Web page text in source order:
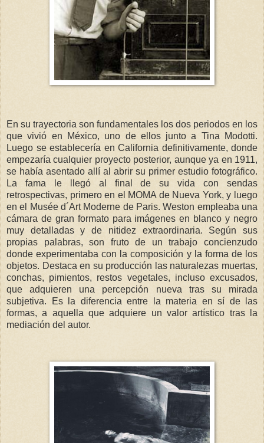
En su trayectoria son fundamentales los dos periodos en los
que vivió en México, uno de ellos junto a Tina Modotti.
Luego se establecería en California definitivamente, donde
empezaría cualquier proyecto posterior, aunque ya en 1911,
se había asentado allí al abrir su primer estudio fotográfico.
La fama le llegó al final de su vida con sendas
retrospectivas, primero en el MOMA de Nueva York, y luego
en el Musée d´Art Moderne de Paris. Weston empleaba una
cámara de gran formato para imágenes en blanco y negro
muy detalladas y de nitidez extraordinaria. Según sus
propias palabras, son fruto de un trabajo concienzudo
donde experimentaba con la composición y la forma de los
objetos. Destaca en su producción las naturalezas muertas,
conchas, pimientos, restos vegetales, incluso excusados,
que adquieren una percepción nueva tras su mirada
subjetiva. Es la diferencia entre la materia en sí de las
formas, a aquella que adquiere un valor artístico tras la
mediación del autor.